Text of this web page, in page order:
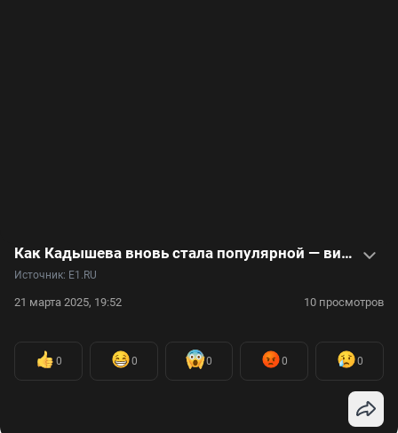
Как Кадышева вновь стала популярной — видео
Источник: E1.RU
21 марта 2025, 19:52 10 просмотров
0 0 0 0 0